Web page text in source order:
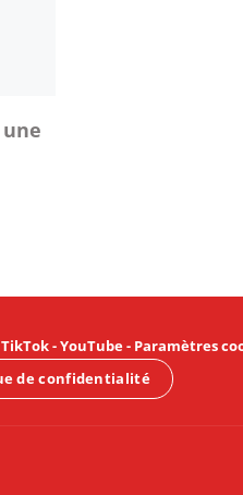
TikTok-YouTube- Paramètres
de confidentialité